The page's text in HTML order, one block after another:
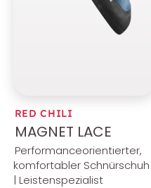
RED CHILI
MAGNET LACE
Performanceorientierter,
komfortabler Schnürschuh
| Leistenspezialist